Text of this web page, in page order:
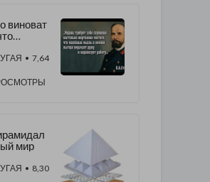
виноват
• 7,64
мир
• 8,30